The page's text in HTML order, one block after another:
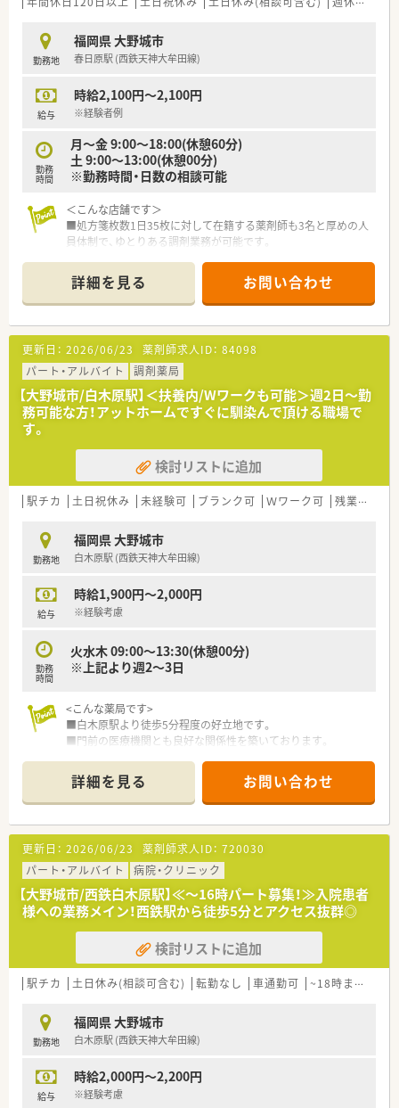
■男性薬剤師も多く、ヘルプ体制も充実している為、必要なお休
みも取りやすいです。
■原則完全週休二日制で祝日が多い月でも公休が減ることはご
<チャレンジできる環境>
務など社長と近い環境で色々学ぶことができます。
勤務地
福岡県 大野城市
春日原駅 (西鉄天神大牟田線)
給与
時給2,100円～2,100円
※経験者例
勤務
時間
月～金 9:00～18:00(休憩60分)
土 9:00～13:00(休憩00分)
※勤務時間・日数の相談可能
＜こんな店舗です＞
■処方箋枚数1日35枚に対して在籍する薬剤師も3名と厚めの人
員体制で、ゆとりある調剤業務が可能です。
■最新機器や処方せん送信アプリ導入で、薬剤師の負担を軽減す
ると共に患者様の待機時間を短縮しております。
■勤務時間・日数のご相談も可能です。ご家庭との両立も図りや
すい職場です。
■お時給2,100円と、エリアでは高時給の求人です。
■お車通勤も可能です。
■近隣にも店舗がございますため、ヘルプ体制も整っています。
＜こんな薬局です＞
■福岡県を中心に100店舗以上展開しています。
店舗があり、薬剤師として幅広く経験を積む事が可能です。全店
舗でOTCの取り扱いがあるため、調剤だけではなくOTCも経験で
きる環境です。
■処方箋枚数に対して20枚/人程度の人数体制を維持しておりま
■服薬履歴を全店オンライン共有し、自宅近く以外でも飲み合わ
せ・重複チェックができる体制を整えています。
■会社の収益が高ければ、社員の皆さんに給与として還元をして
＜ワークライフバランスの推進＞
と考えており、社員のワークライフバランスを真剣に考え従業員
が働きやすい環境作りに取り組んでいます。
■出産・育児休暇の取得率が高く、常時30～40名が育児に専念し
■正社員の就業時間は、週40時間の月単位の変形労働時間制。長
時間になりがちな医療業界で「全社員残業ゼロ（繁忙期除く）」を
目指しております。
ざいます。プライベートの充実が仕事の質につながるという観
点で、「従業員満足がお客様満足につながる」という理念の根幹
であり、長年従業員から愛される秘訣です。
く、長く働くことが出来る職場環境です。
＜充実の研修制度＞
■必須研修やアドバンス研修、マネジメント研修などご自身の
レベルに応じた研修の受講が可能です。在宅やセルフメディケ
ーション、漢方やがん専門薬剤師など、様々なキャリア構築に向
けた研修内容を取り揃えています。
■実務経験が無い方やブランクがある方も安心できる教育プロ
グラムがあるので安心してスキルアップ出来ます。
■社員教育に関しては、基本研修から興味ある分野を学べるテー
■がん専門薬剤師は、九州がんセンターと九州大学病院と提携を
しており、症例集めなどは可能です。
うに1社員1IDが付与されています。
■e‐learningは会社負担で受ける事ができ、認定薬剤師資格の
詳細を見る お問い合わせ
更新日： 2026/06/23 薬剤師求人ID： 84098
パート・アルバイト
調剤薬局
【大野城市/白木原駅】＜扶養内/Wワークも可能＞週2日～勤
務可能な方！アットホームですぐに馴染んで頂ける職場で
す。
検討リストに追加
駅チカ 土日祝休み 未経験可 ブランク可 Ｗワーク可 残業なし(ほぼなし含む)
勤務地
福岡県 大野城市
白木原駅 (西鉄天神大牟田線)
給与
時給1,900円～2,000円
※経験考慮
勤務
時間
火水木 09:00～13:30(休憩00分)
※上記より週2～3日
<こんな薬局です>
■白木原駅より徒歩5分程度の好立地です。
■門前の医療機関とも良好な関係性を築いております。
ております。
■火水木09:00～13:30(14:00)の中でシフトの希望をお伺い致し
ます。
■応援体制も整っておりお休みもしっかりと取得できます。
■周辺にクリニックも数件ありますが広域処方はほぼ飛んでき
ません。
■駐車場はないので車通勤の場合は近隣のコインパーキングを
利用いただき精算できます。
■薬歴、レセコンはノアシステムです。
■WワークOKです。
■門前の透析内科クリニックが外来は予約制で月でも20名程度
■水木が透析の払い出しで門前のクリニックと連携して対応し
ております。
ます。
■管理薬剤師は66歳の女性、事務さんは60歳前後の女性です。
■福岡市1店舗、大野城市1店舗、小郡市1店舗の計3店舗展開して
いる薬局です。
詳細を見る お問い合わせ
更新日： 2026/06/23 薬剤師求人ID： 720030
パート・アルバイト
病院・クリニック
【大野城市/西鉄白木原駅】≪～16時パート募集！≫入院患者
様への業務メイン！西鉄駅から徒歩5分とアクセス抜群◎
検討リストに追加
駅チカ 土日休み(相談可含む) 転勤なし 車通勤可 ~18時までの職場
勤務地
福岡県 大野城市
白木原駅 (西鉄天神大牟田線)
給与
時給2,000円～2,200円
※経験考慮